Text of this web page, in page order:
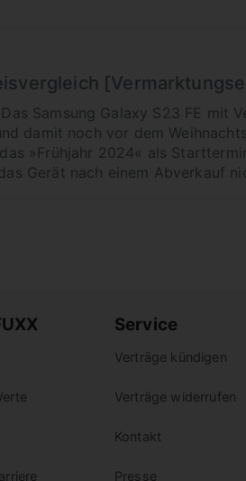
Samsung Galaxy S23 FE mit
damit noch vor dem
»Frühjahr 2024« als
Gerät nach einem Abverkauf
Service
Verträge kündigen
Verträge widerrufen
Kontakt
Presse